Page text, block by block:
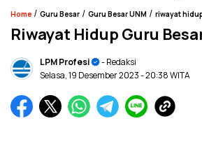
Home / Guru Besar / Guru Besar UNM / riwayat
Riwayat Hidup Guru
LPM Profesi
- Redaksi
Selasa, 19 Desember 2023- 20:38 WITA